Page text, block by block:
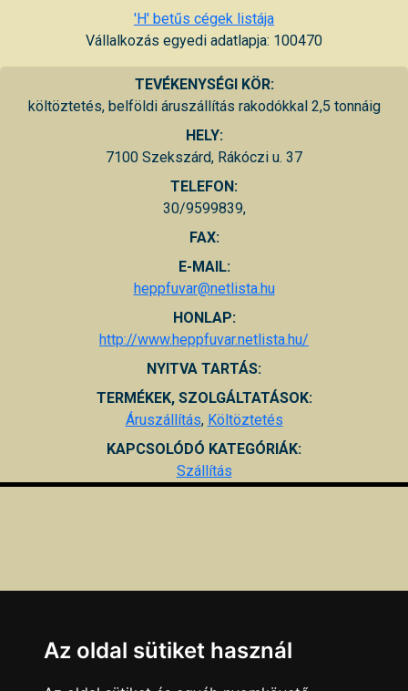
'H' betűs cégek listája
Vállalkozás egyedi adatlapja: 100470
TEVÉKENYSÉGI KÖR:
költöztetés, belföldi áruszállítás rakodókkal 2,5 tonnáig
HELY:
7100 Szekszárd, Rákóczi u. 37
TELEFON:
30/9599839,
FAX:
E-MAIL:
heppfuvar@netlista.hu
HONLAP:
http://www.heppfuvar.netlista.hu/
NYITVA TARTÁS:
TERMÉKEK, SZOLGÁLTATÁSOK:
Áruszállítás, Költöztetés
KAPCSOLÓDÓ KATEGÓRIÁK:
Szállítás
Az oldal sütiket használ